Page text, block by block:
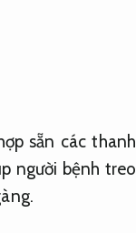
sẵn các thanh
người bệnh treo